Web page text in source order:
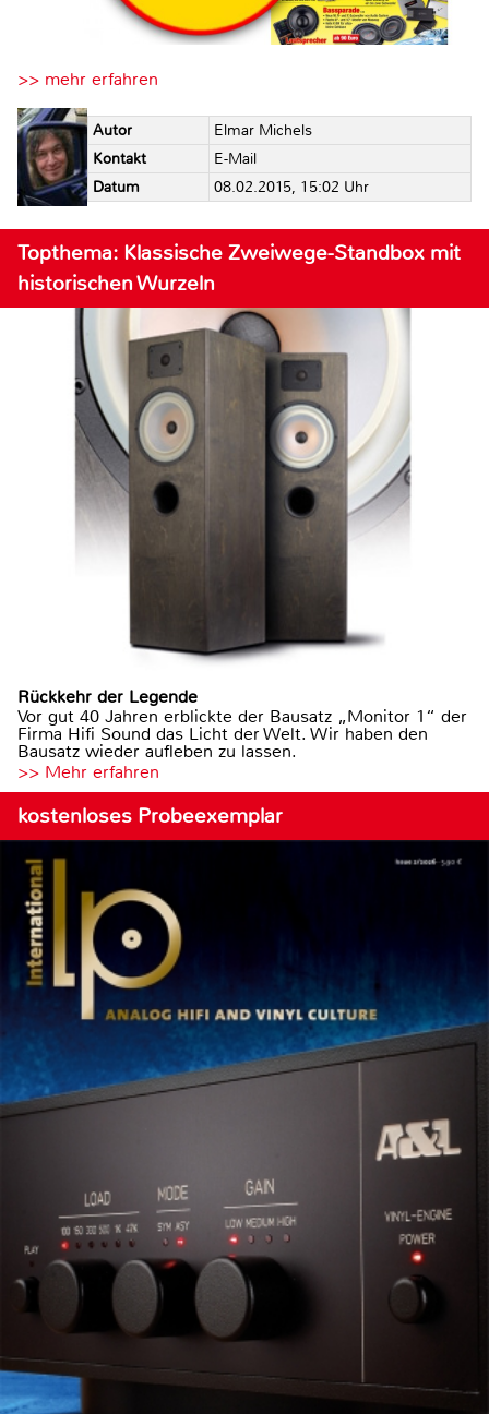
>> mehr erfahren
Autor
Elmar Michels
Kontakt
E-Mail
Datum
08.02.2015, 15:02 Uhr
Topthema: Klassische Zweiwege-Standbox mit
historischen Wurzeln
Rückkehr der Legende
Vor gut 40 Jahren erblickte der Bausatz „Monitor 1“ der
Firma Hifi Sound das Licht der Welt. Wir haben den
Bausatz wieder aufleben zu lassen.
>> Mehr erfahren
kostenloses Probeexemplar